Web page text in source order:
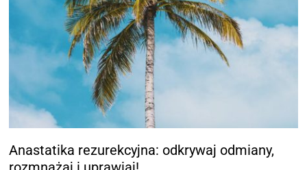
Anastatika rezurekcyjna: odkrywaj odmiany,